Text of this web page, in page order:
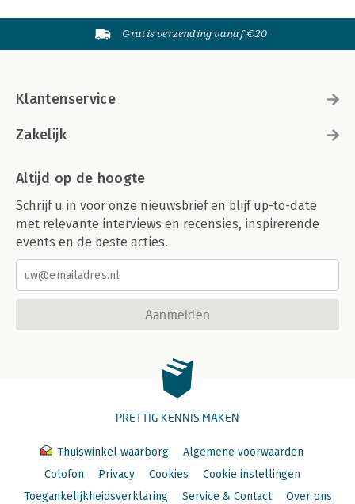
Gratis verzending vanaf €20
Klantenservice
Zakelijk
Altijd op de hoogte
Schrijf u in voor onze nieuwsbrief en blijf up-to-date
met relevante interviews en recensies, inspirerende
events en de beste acties.
Aanmelden
PRETTIG KENNIS MAKEN
Thuiswinkel waarborg
Algemene voorwaarden
Colofon
Privacy Cookies
Cookie instellingen
Toegankelijkheidsverklaring
Service & Contact Over ons